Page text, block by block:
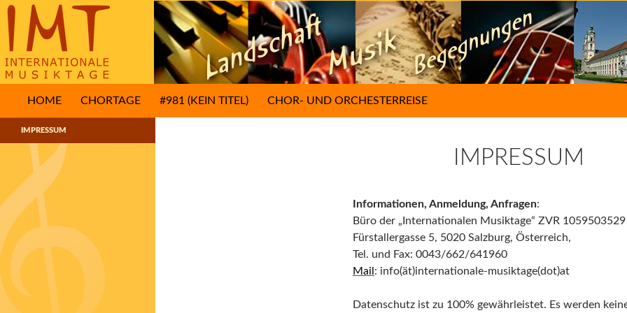
Internationale Musiktage
HOME
CHORTAGE #981 (KEIN TITEL) CHOR- UND ORCHESTERREISE
IMPRESSUM
Informationen, Anmeldung, Anfragen:
Büro der „Internationalen Musiktage“ ZVR 1059503529
Fürstallergasse 5, 5020 Salzburg, Österreich,
Tel. und Fax: 0043/662/641960
Mail : info(ät)internationale-musiktage(dot)at
Datenschutz ist zu 100% gewährleistet. Es werden
IMPRESSUM